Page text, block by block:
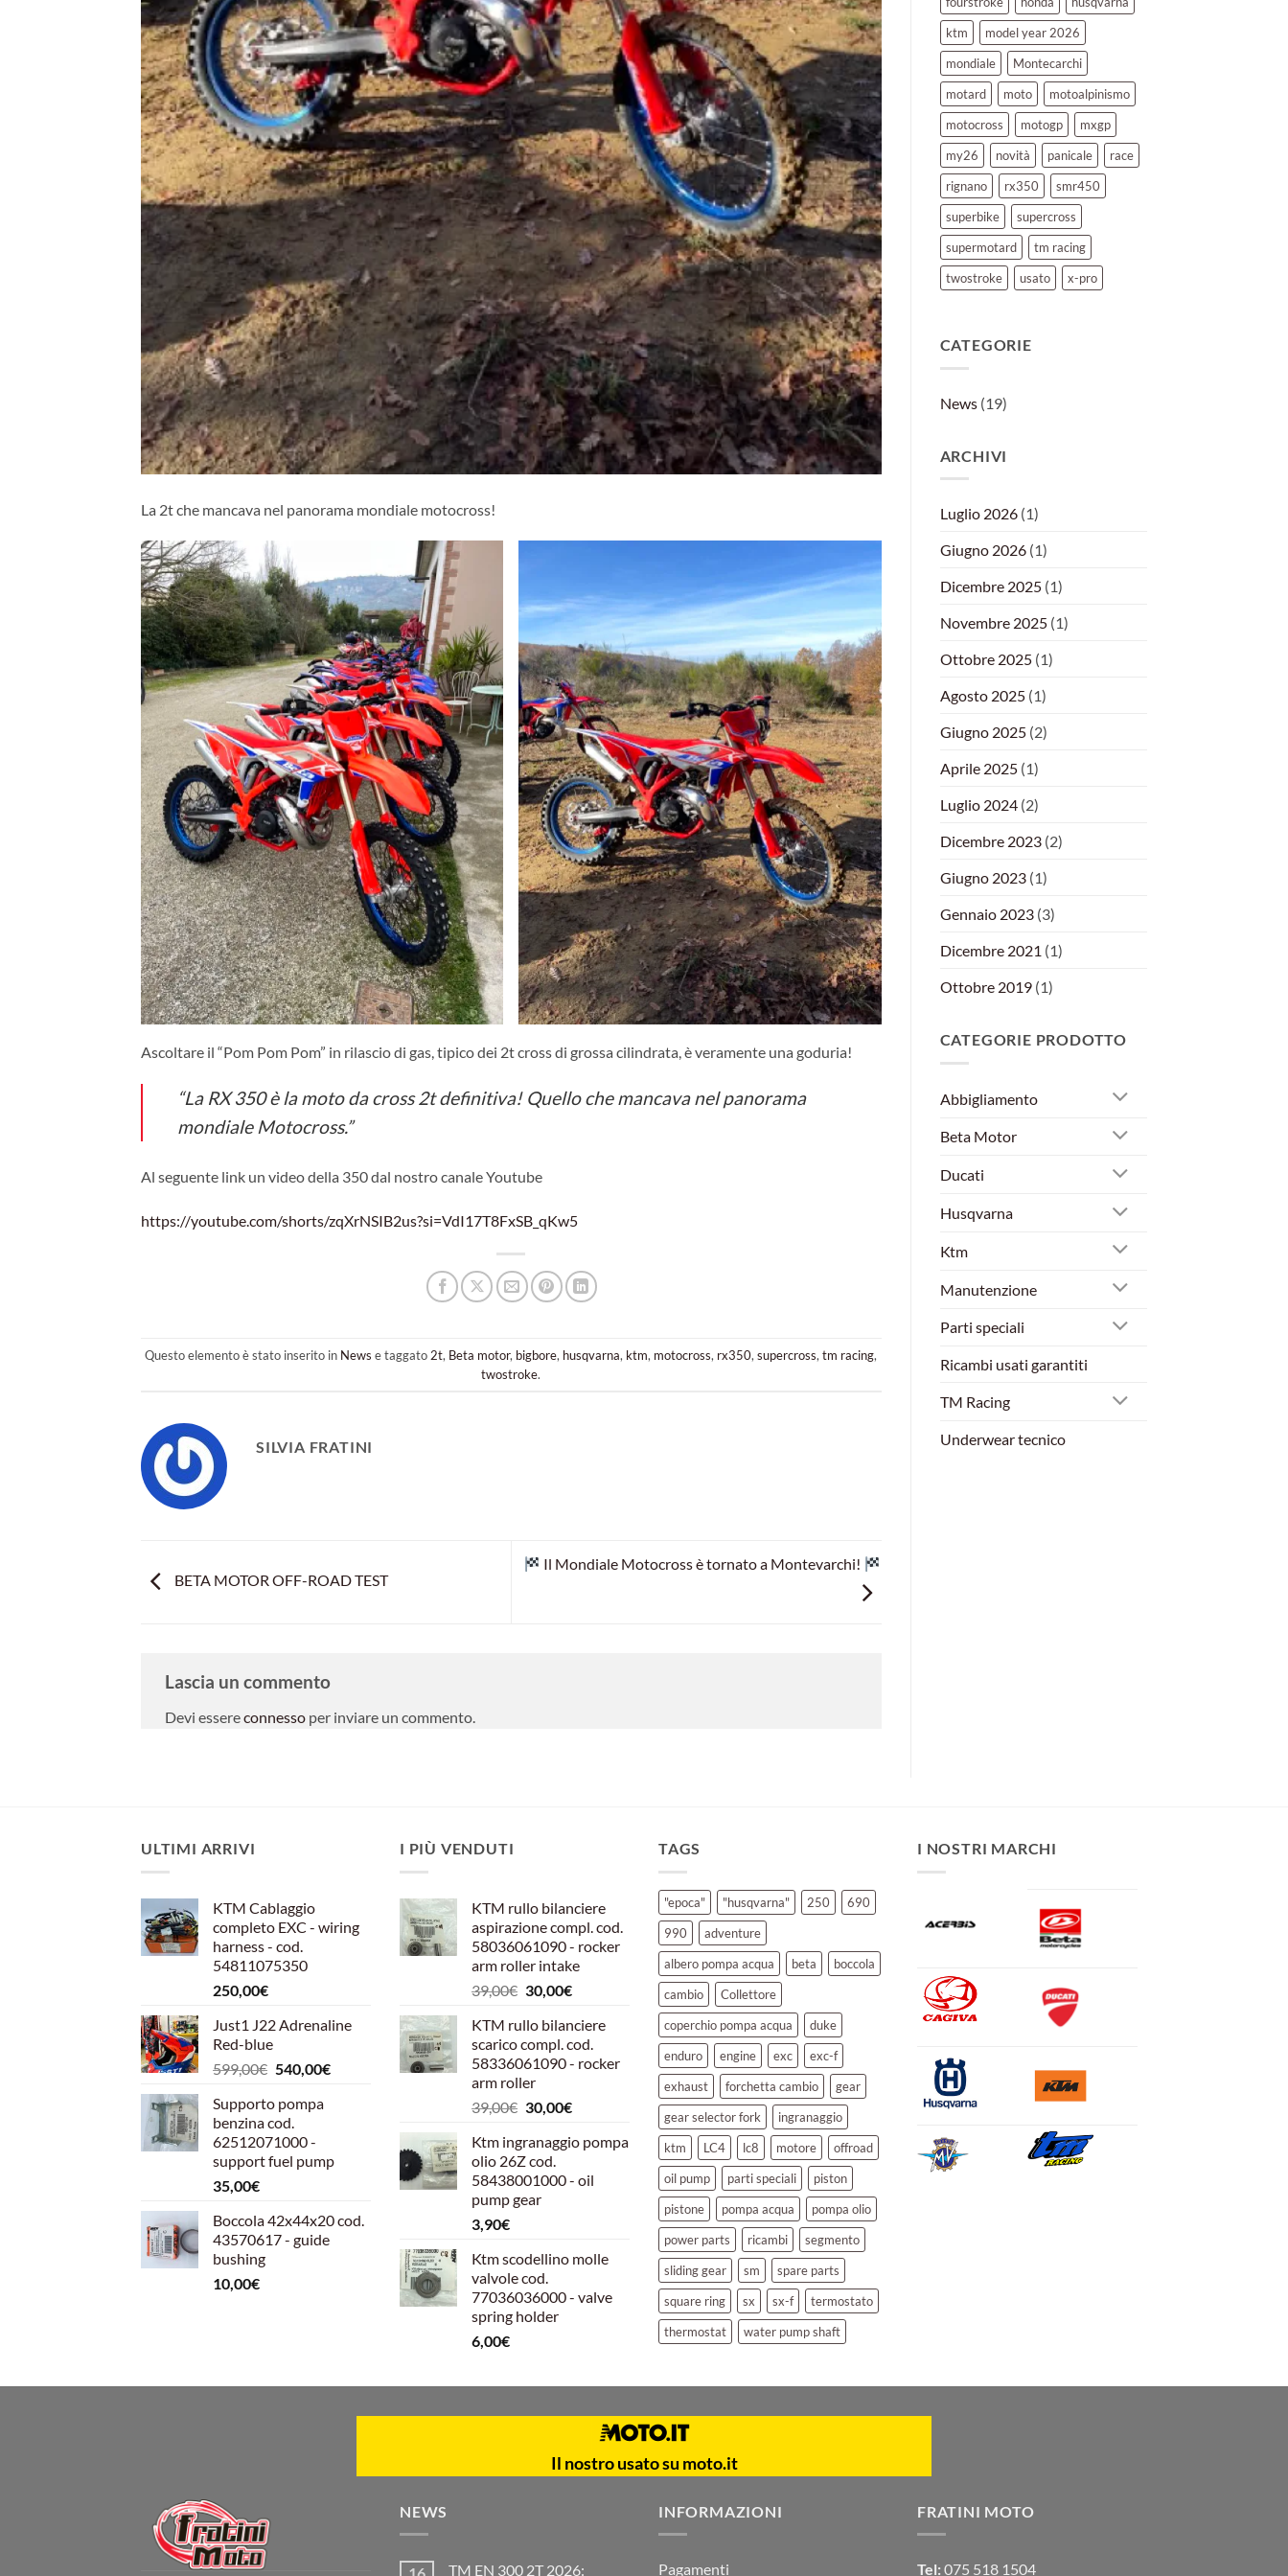
La 2t che mancava nel panorama mondiale motocross!
Ascoltare il “Pom Pom Pom” in rilascio di gas, tipico dei 2t cross di grossa cilindrata, è veramente una goduria!
“La RX 350 è la moto da cross 2t definitiva! Quello che mancava nel panorama
mondiale Motocross.”
Al seguente link un video della 350 dal nostro canale Youtube
https://youtube.com/shorts/zqXrNSIB2us?si=VdI17T8FxSB_qKw5
Questo elemento è stato inserito in News e taggato 2t, Beta motor, bigbore, husqvarna, ktm, motocross, rx350,supercross,tm racing,
twostroke.
SILVIA FRATINI
BETA MOTOR OFF-ROAD TEST
Il Mondiale Motocross è tornato a Montevarchi!
Lascia un commento
Devi essereconnesso per inviare un commento.
ktm
model year 2026
mondiale
Montecarchi
motard
moto
motoalpinismo
motocross
motogp
mxgp
my26
novità panicale
race
rignano
rx350
smr450
superbike
supercross
supermotard
tm racing
twostroke
usato x-pro
CATEGORIE
News(19)
ARCHIVI
Luglio 2026(1)
Giugno 2026(1)
Dicembre 2025(1)
Novembre 2025(1)
Ottobre 2025(1)
Agosto 2025(1)
Giugno 2025(2)
Aprile 2025(1)
Luglio 2024(2)
Dicembre 2023(2)
Giugno 2023(1)
Gennaio 2023(3)
Dicembre 2021 (1)
Ottobre 2019(1)
CATEGORIE PRODOTTO
Abbigliamento
Beta Motor
Ducati
Husqvarna
Ktm
Manutenzione
Parti speciali
Ricambi usati garantiti
TM Racing
Underwear tecnico
ULTIMI ARRIVI
KTM Cablaggio
completo EXC - wiring
harness - cod.
54811075350
250,00€
Just1 J22 Adrenaline
Red-blue
599,00€ Il
originale
era:
599,00€.
540,00€Il
Supporto pompa
benzina cod.
62512071000 -
support fuel pump
35,00€
Boccola 42x44x20 cod.
43570617 - guide
bushing
10,00€
I PIÙ VENDUTI
KTM rullo bilanciere
aspirazione compl. cod.
58036061090 - rocker
arm roller intake
39,00€ Il
originale
era:
39,00€.
30,00€Il
attuale
è:
30,00€.
KTM rullo bilanciere
scarico compl. cod.
58336061090 - rocker
arm roller
39,00€ Il
originale
era:
39,00€.
30,00€Il
attuale
30,00€.
Ktm ingranaggio pompa
olio 26Z cod.
58438001000 - oil
pump gear
3,90€
Ktm scodellino molle
valvole cod.
77036036000 - valve
spring holder
6,00€
TAGS
"epoca" "husqvarna" 250
690
990
adventure
albero pompa acqua
beta
boccola
cambio
Collettore
coperchio pompa acqua
duke
enduro
engine exc
exc-f
exhaust
forchetta cambio
gear
gear selector fork
ingranaggio
ktm
LC4 lc8 motore
offroad
oil pump
parti speciali
piston
pistone
pompa acqua
pompa olio
power parts
ricambi
segmento
sliding gear
sm
spare parts
square ring
sx sx-f
termostato
thermostat
water pump shaft
I NOSTRI MARCHI
Il nostro usato su moto.it
NEWS
TM EN 300 2T 2026:
INFORMAZIONI
Pagamenti
FRATINI MOTO
Tel: 075 518 1504